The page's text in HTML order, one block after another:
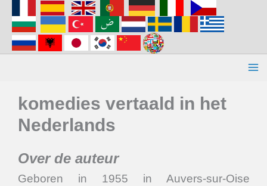
contenu
komedies vertaald in het
Nederlands
Over de auteur
Geboren in 1955 in Auvers-sur-Oise